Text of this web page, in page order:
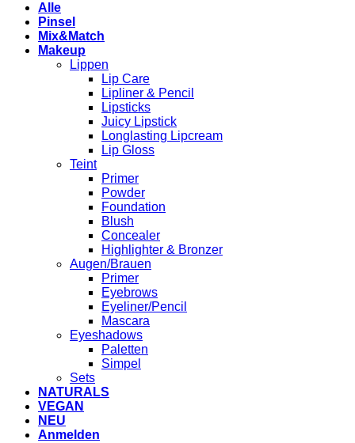
Alle
Pinsel
Mix&Match
Makeup
Lippen
Lip Care
Lipliner & Pencil
Lipsticks
Juicy Lipstick
Longlasting Lipcream
Lip Gloss
Teint
Primer
Powder
Foundation
Blush
Concealer
Highlighter & Bronzer
Augen/Brauen
Primer
Eyebrows
Eyeliner/Pencil
Mascara
Eyeshadows
Paletten
Simpel
Sets
NATURALS
VEGAN
NEU
Anmelden